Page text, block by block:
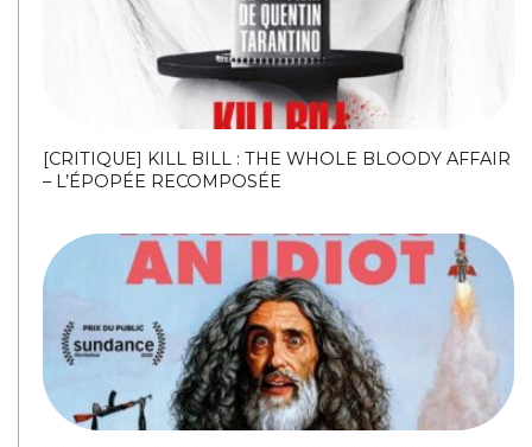
[CRITIQUE] KILL BILL : THE WHOLE BLOODY AFFAIR
– L’ÉPOPÉE RECOMPOSÉE